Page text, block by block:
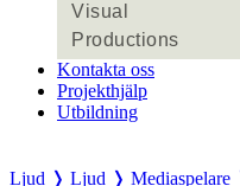
Visual
Productions
Kontakta oss
Projekthjälp
Utbildning
Ljud ❭ Ljud ❭ Mediaspelare